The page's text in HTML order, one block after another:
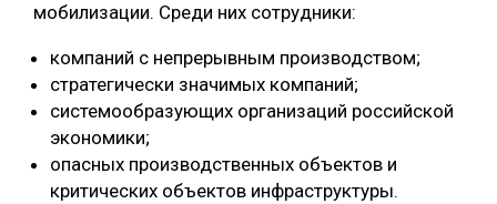
БЕЗОПАСНОЕ ПРОИЗВОДСТВО
СОРТИРОВКА ДРЕВЕСИНЫ
СУШКА ДРЕВЕСИНЫ
МЕБЕЛЬНОЕ ПРОИЗВОДСТВО
мобилизации. Среди них сотрудники:
компаний с непрерывным производством;
стратегически значимых компаний;
системообразующих организаций российской
экономики;
опасных производственных объектов и
критических объектов инфраструктуры.